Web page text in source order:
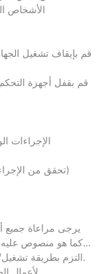
○ الأشخاص
الإجراءات
·تحقق من الإجراء التشغيلي الخالي من الأخطاء للجهاز (الاصطدام؟)
كما هو منصوص عليه
·التزم بطريقة تشغيل/إيقاف تشغيل الجهاز كما هو موضح في هذا الدليل.